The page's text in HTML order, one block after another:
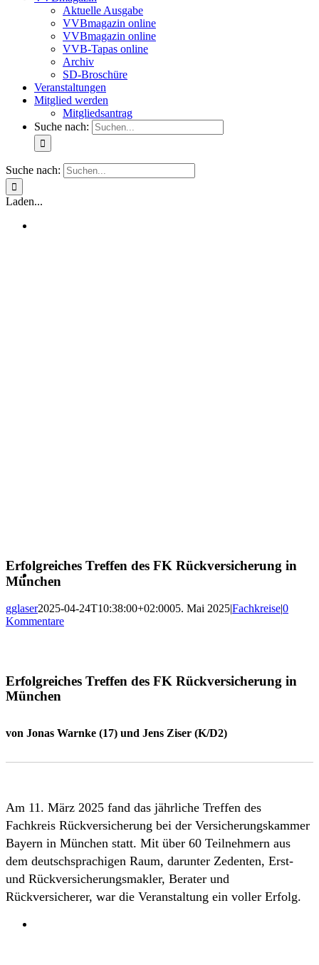
Aktuelle Ausgabe
VVBmagazin online
VVBmagazin online
VVB-Tapas online
Archiv
SD-Broschüre
Veranstaltungen
Mitglied werden
Mitgliedsantrag
Suche nach:
Suche nach:
Laden...
Erfolgreiches Treffen des FK Rückversicherung in
München
gglaser2025-04-24T10:38:00+02:0005. Mai 2025|Fachkreise|0
Kommentare
Erfolgreiches Treffen des FK Rückversicherung in
München
von Jonas Warnke (17) und Jens Ziser (K/D2)
Am 11. März 2025 fand das jährliche Treffen des
Fachkreis Rückversicherung bei der Versicherungskammer
Bayern in München statt. Mit über 60 Teilnehmern aus
dem deutschsprachigen Raum, darunter Zedenten, Erst-
und Rückversicherungsmakler, Berater und
Rückversicherer, war die Veranstaltung ein voller Erfolg.